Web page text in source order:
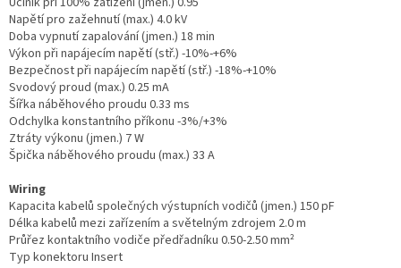
Napětí pro zažehnutí (max.) 4.0 kV
Doba vypnutí zapalování (jmen.) 18 min
Výkon při napájecím napětí (stř.) -10%-+6%
Bezpečnost při napájecím napětí (stř.) -18%-+10%
Svodový proud (max.) 0.25 mA
Šířka náběhového proudu 0.33 ms
Odchylka konstantního příkonu -3%/+3%
Ztráty výkonu (jmen.) 7 W
Špička náběhového proudu (max.) 33 A
Wiring
Kapacita kabelů společných výstupních vodičů (jmen.) 150 pF
Délka kabelů mezi zařízením a světelným zdrojem 2.0 m
Průřez kontaktního vodiče předřadníku 0.50-2.50 mm²
Typ konektoru Insert